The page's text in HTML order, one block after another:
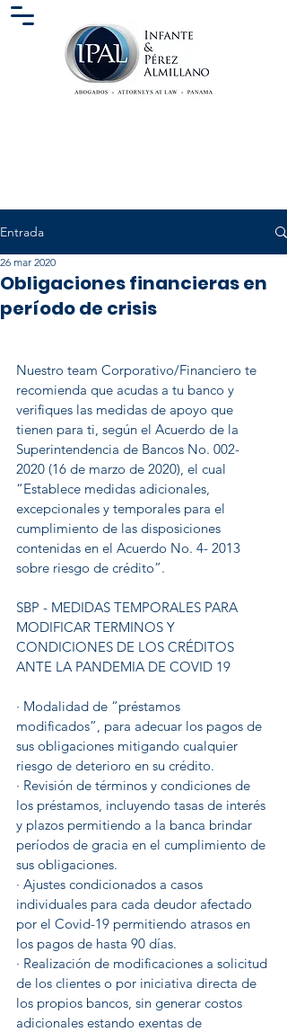
Entrada
Obligaciones financieras en
período de crisis
26 mar 2020
Nuestro team Corporativo/Financiero te
recomienda que acudas a tu banco y
verifiques las medidas de apoyo que
tienen para ti, según el Acuerdo de la
Superintendencia de Bancos No. 002-
2020 (16 de marzo de 2020), el cual
“Establece medidas adicionales,
excepcionales y temporales para el
cumplimiento de las disposiciones
contenidas en el Acuerdo No. 4- 2013
sobre riesgo de crédito”.
SBP - MEDIDAS TEMPORALES PARA
MODIFICAR TERMINOS Y
CONDICIONES DE LOS CRÉDITOS
ANTE LA PANDEMIA DE COVID 19
· Modalidad de “préstamos
modificados”, para adecuar los pagos de
sus obligaciones mitigando cualquier
riesgo de deterioro en su crédito.
· Revisión de términos y condiciones de
los préstamos, incluyendo tasas de interés
y plazos permitiendo a la banca brindar
períodos de gracia en el cumplimiento de
sus obligaciones.
· Ajustes condicionados a casos
individuales para cada deudor afectado
por el Covid-19 permitiendo atrasos en
los pagos de hasta 90 días.
· Realización de modificaciones a solicitud
de los clientes o por iniciativa directa de
los propios bancos, sin generar costos
adicionales estando exentas de